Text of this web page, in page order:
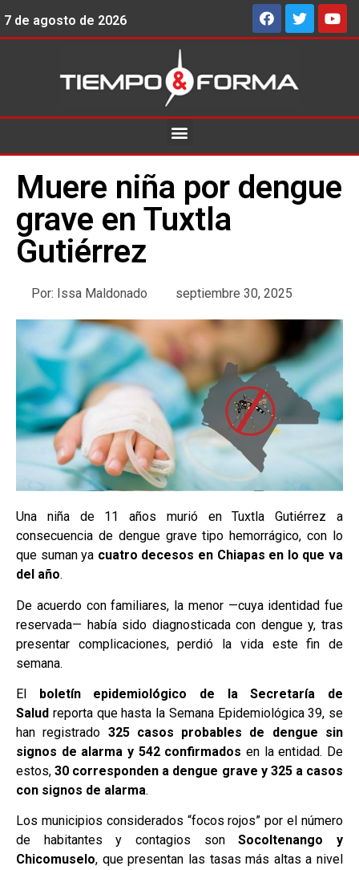
7 de agosto de 2026
Muere niña por dengue
grave en Tuxtla
Gutiérrez
Por: Issa Maldonado septiembre 30, 2025
Una niña de 11 años murió en Tuxtla Gutiérrez a
consecuencia de dengue grave tipo hemorrágico, con lo
que suman ya cuatro decesos en Chiapas en lo que va
del año.
De acuerdo con familiares, la menor —cuya identidad fue
reservada— había sido diagnosticada con dengue y, tras
presentar complicaciones, perdió la vida este fin de
semana.
El boletín epidemiológico de la Secretaría de
Salud reporta que hasta la Semana Epidemiológica 39, se
han registrado 325 casos probables de dengue sin
signos de alarma y 542 confirmados en la entidad. De
estos,30 corresponden a dengue grave y 325 a casos
con signos de alarma.
Los municipios considerados “focos rojos” por el número
de habitantes y contagios sonSocoltenango y
Chicomuselo, que presentan las tasas más altas a nivel